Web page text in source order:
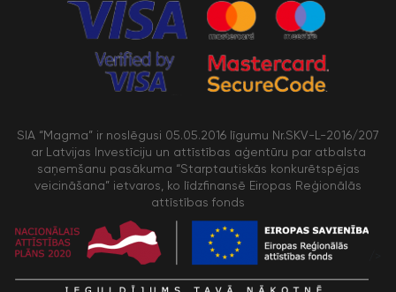
SIA “Magma” ir noslēgusi 05.05.2016 līgumu Nr.SKV-L-2016/207
ar Latvijas Investīciju un attīstības aģentūru par atbalsta
saņemšanu pasākuma “Starptautiskās konkurētspējas
veicināšana” ietvaros, ko līdzfinansē Eiropas Reģionālās
attīstības fonds